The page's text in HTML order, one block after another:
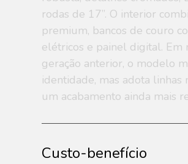
rodas de 17”. O interior
premium, bancos de couro
elétricos e painel digital. Em
geração anterior, o modelo
identidade, mas adota linhas
um acabamento ainda mais
Custo-benefício